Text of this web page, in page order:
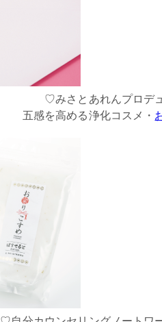
♡みさとあれんプロデ
五感を高める浄化コスメ・